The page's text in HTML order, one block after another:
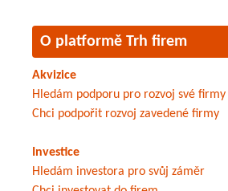
O platformě Trh firem
Akvizice
Hledám podporu pro rozvoj své firmy
Chci podpořit rozvoj zavedené firmy
Investice
Hledám investora pro svůj záměr